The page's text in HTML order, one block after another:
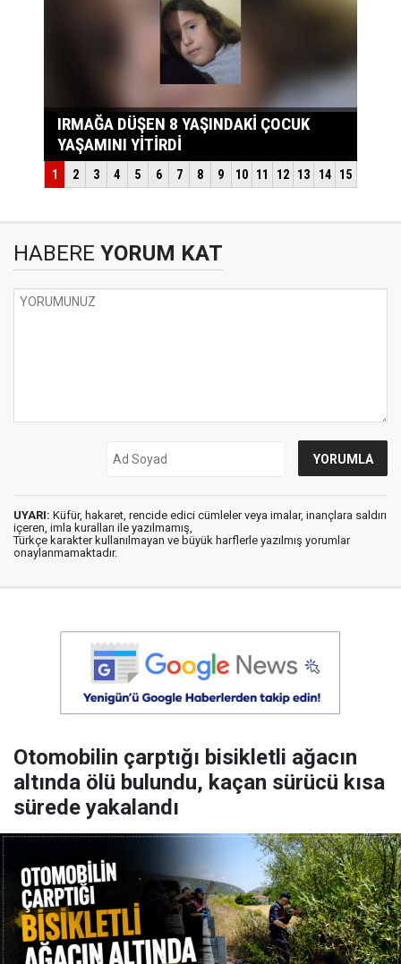
HABERE YORUM KAT
UYARI: Küfür, hakaret, rencide edici cümleler veya imalar, inançlara saldırı
içeren, imla kuralları ile yazılmamış,
Türkçe karakter kullanılmayan ve büyük harflerle yazılmış yorumlar
onaylanmamaktadır.
Otomobilin çarptığı bisikletli ağacın
altında ölü bulundu, kaçan sürücü kısa
sürede yakalandı